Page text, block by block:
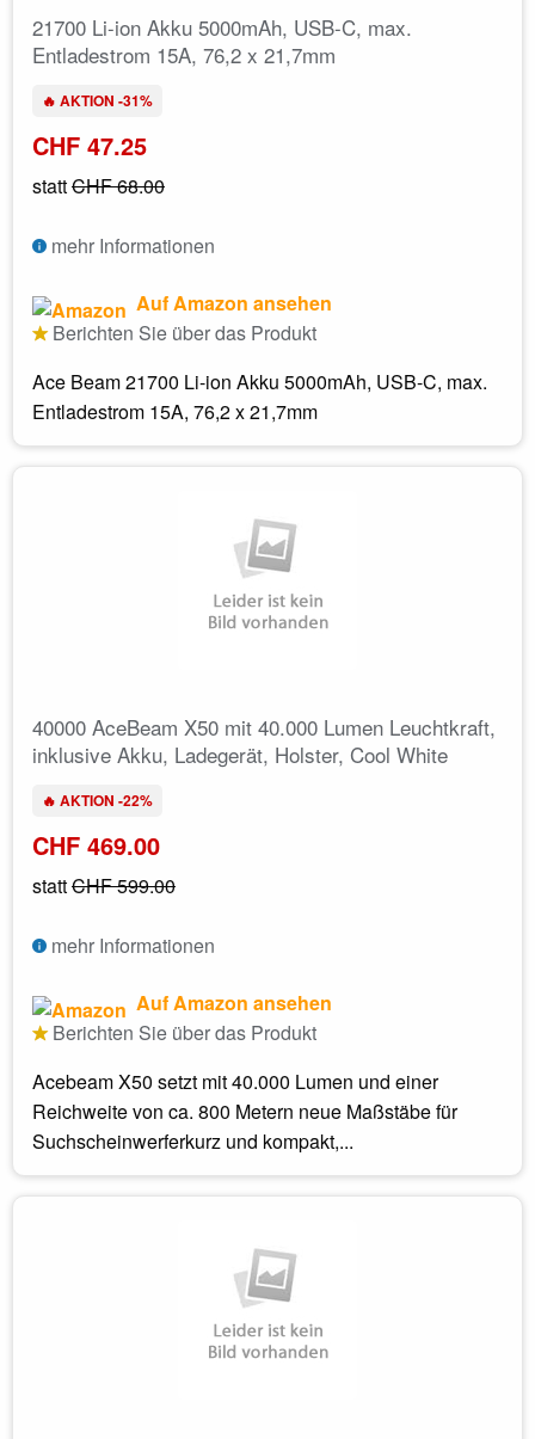
21700 Li-ion Akku 5000mAh, USB-C, max.
Entladestrom 15A, 76,2 x 21,7mm
🔥 AKTION -31%
CHF 47.25
stattCHF 68.00
mehr Informationen
Auf Amazon ansehen
Berichten Sie über das Produkt
Ace Beam 21700 Li-ion Akku 5000mAh, USB-C, max.
Entladestrom 15A, 76,2 x 21,7mm
40000 AceBeam X50 mit 40.000 Lumen Leuchtkraft,
inklusive Akku, Ladegerät, Holster, Cool White
🔥 AKTION -22%
CHF 469.00
stattCHF 599.00
mehr Informationen
Auf Amazon ansehen
Berichten Sie über das Produkt
Acebeam X50 setzt mit 40.000 Lumen und einer
Reichweite von ca. 800 Metern neue Maßstäbe für
Suchscheinwerferkurz und kompakt,...